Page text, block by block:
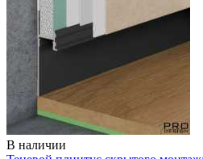
В наличии